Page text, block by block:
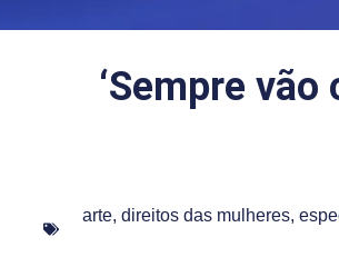
‘Sempre
arte, direitos das mulheres,